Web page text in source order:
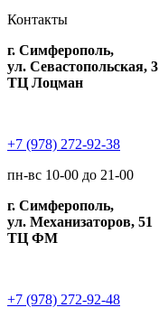
Контакты
г. Симферополь,
ул. Севастопольская,
ТЦ Лоцман
+7 (978) 272-92-38
пн-вс 10-00 до 21-00
г. Симферополь,
ул. Механизаторов, 51
ТЦ ФМ
+7 (978) 272-92-48